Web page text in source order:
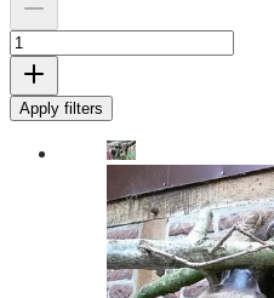
Apply filters